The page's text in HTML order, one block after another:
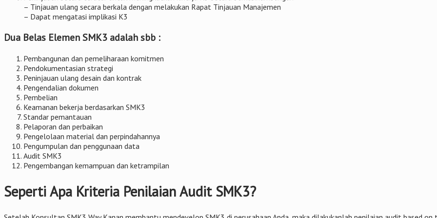
– Tinjauan ulang secara berkala dengan melakukan Rapat Tinjauan Manajemen
– Dapat mengatasi implikasi K3
Dua Belas Elemen SMK3 adalah sbb :
Pembangunan dan pemeliharaan komitmen
Pendokumentasian strategi
Peninjauan ulang desain dan kontrak
Pengendalian dokumen
Pembelian
Keamanan bekerja berdasarkan SMK3
Standar pemantauan
Pelaporan dan perbaikan
Pengelolaan material dan perpindahannya
Pengumpulan dan penggunaan data
Audit SMK3
Pengembangan kemampuan dan ketrampilan
Seperti Apa Kriteria Penilaian Audit SMK3?